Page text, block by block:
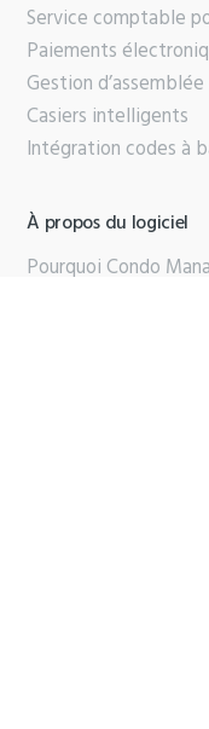
Service comptable
Paiements
Gestion
Casiers intelligents
Intégration codes à
À propos du logiciel
Pourquoi Condo